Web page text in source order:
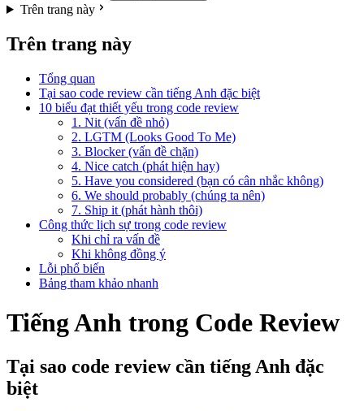
Trên trang này
Trên trang này
Tổng quan
Tại sao code review cần tiếng Anh đặc biệt
10 biểu đạt thiết yếu trong code review
1. Nit (vấn đề nhỏ)
2. LGTM (Looks Good To Me)
3. Blocker (vấn đề chặn)
4. Nice catch (phát hiện hay)
5. Have you considered (bạn có cân nhắc không)
6. We should probably (chúng ta nên)
7. Ship it (phát hành thôi)
Công thức lịch sự trong code review
Khi chỉ ra vấn đề
Khi không đồng ý
Lỗi phổ biến
Bảng tham khảo nhanh
Tiếng Anh trong Code Review
Tại sao code review cần tiếng Anh đặc
biệt